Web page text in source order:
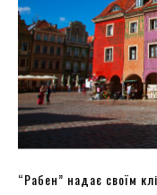
“Рабен” надає своїм